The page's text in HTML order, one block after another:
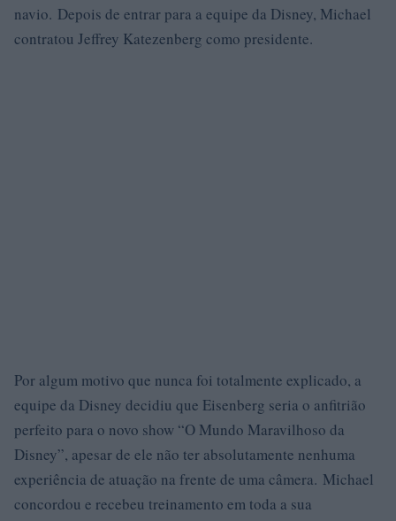
navio. Depois de entrar para a equipe da Disney, Michael
contratou Jeffrey Katezenberg como presidente.
Por algum motivo que nunca foi totalmente explicado, a
equipe da Disney decidiu que Eisenberg seria o anfitrião
perfeito para o novo show “O Mundo Maravilhoso da
Disney”, apesar de ele não ter absolutamente nenhuma
experiência de atuação na frente de uma câmera. Michael
concordou e recebeu treinamento em toda a sua